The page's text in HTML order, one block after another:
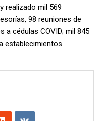
realizado mil 569
98 reuniones de
a cédulas COVID; mil 845
establecimientos.